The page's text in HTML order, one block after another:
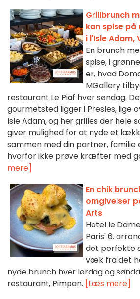
Grillbrunch
kan spise på
i l'Isle Adam,
En brunch
spise, i
er, hvad
MGallery
restaurant Le Piaf hver søndag.
gourmetsted ligger i Presles, lige
Isle Adam, og her grilles der hele
giver mulighed for at nyde et
sammen med din partner, familie
hvorfor ikke prøve kræfter med
mere]
En chik
omgivelser
Arts
Hotel le
Paris' 6.
det perfekte
væk fra det
nyde brunch hver lørdag og
restaurant, Pimpan. [Læs mere]